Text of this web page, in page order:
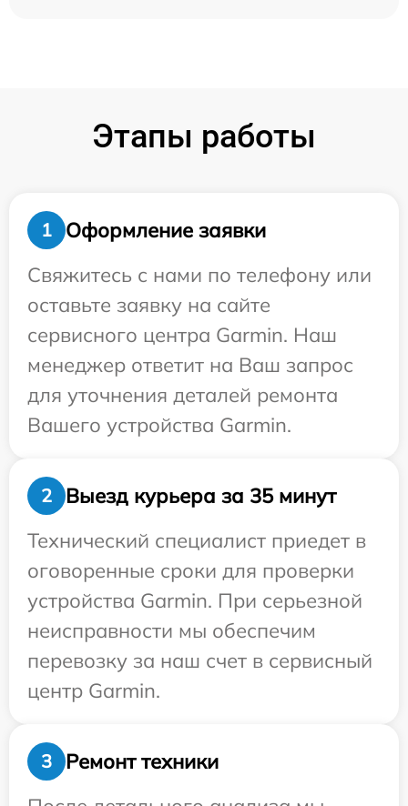
Этапы работы
1
Оформление заявки
Свяжитесь с нами по телефону или
оставьте заявку на сайте
сервисного центра Garmin. Наш
менеджер ответит на Ваш запрос
для уточнения деталей ремонта
Вашего устройства Garmin.
2
Выезд курьера за 35 минут
Технический специалист приедет в
оговоренные сроки для проверки
устройства Garmin. При серьезной
неисправности мы обеспечим
перевозку за наш счет в сервисный
центр Garmin.
3
Ремонт техники